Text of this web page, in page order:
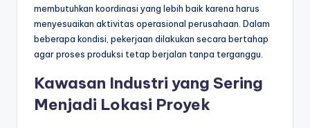
membutuhkan koordinasi yang lebih baik karena harus
menyesuaikan aktivitas operasional perusahaan. Dalam
beberapa kondisi, pekerjaan dilakukan secara bertahap
agar proses produksi tetap berjalan tanpa terganggu.
Kawasan Industri yang Sering
Menjadi Lokasi Proyek